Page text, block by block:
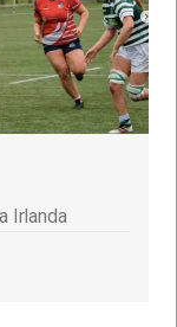
Irlanda